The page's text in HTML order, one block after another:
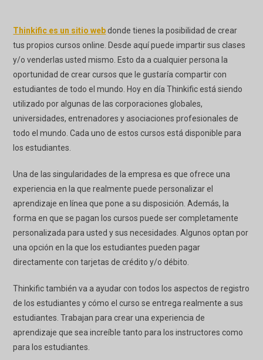
Thinkific es un sitio webdonde tienes la posibilidad de crear
tus propios cursos online. Desde aquí puede impartir sus clases
y/o venderlas usted mismo. Esto da a cualquier persona la
oportunidad de crear cursos que le gustaría compartir con
estudiantes de todo el mundo. Hoy en día Thinkific está siendo
utilizado por algunas de las corporaciones globales,
universidades, entrenadores y asociaciones profesionales de
todo el mundo. Cada uno de estos cursos está disponible para
los estudiantes.
Una de las singularidades de la empresa es que ofrece una
experiencia en la que realmente puede personalizar el
aprendizaje en línea que pone a su disposición. Además, la
forma en que se pagan los cursos puede ser completamente
personalizada para usted y sus necesidades. Algunos optan por
una opción en la que los estudiantes pueden pagar
directamente con tarjetas de crédito y/o débito.
Thinkific también va a ayudar con todos los aspectos de registro
de los estudiantes y cómo el curso se entrega realmente a sus
estudiantes. Trabajan para crear una experiencia de
aprendizaje que sea increíble tanto para los instructores como
para los estudiantes.